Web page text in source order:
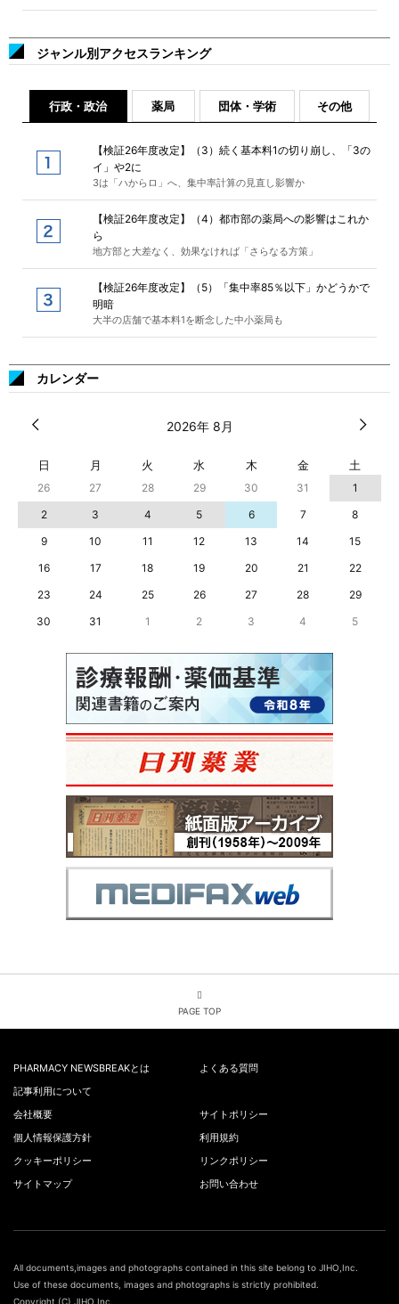
ジャンル別アクセスランキング
行政・政治 薬局 団体・学術 その他
【検証26年度改定】（3）続く基本料1の切り崩し、「3の
イ」や2に
3は「ハからロ」へ、集中率計算の見直し影響か
【検証26年度改定】（4）都市部の薬局への影響はこれか
ら
地方部と大差なく、効果なければ「さらなる方策」
【検証26年度改定】（5）「集中率85％以下」かどうかで
明暗
大半の店舗で基本料1を断念した中小薬局も
カレンダー
2026年 8月
日 月 火 水 木 金 土
26 27 28 29 30 31
1
2
3 4 5 6 7
8
9
10 11 12 13 14
15
16
17 18 19 20 21
22
23
24 25 26 27 28
29
30
31 1 2 3 4 5
PAGE TOP
PHARMACY NEWSBREAKとは
よくある質問
記事利用について
会社概要
サイトポリシー
個人情報保護方針
利用規約
クッキーポリシー
リンクポリシー
サイトマップ
お問い合わせ
All documents,images and photographs contained in this site belong to JIHO,Inc.
Use of these documents, images and photographs is strictly prohibited.
Copyright (C) JIHO,Inc.